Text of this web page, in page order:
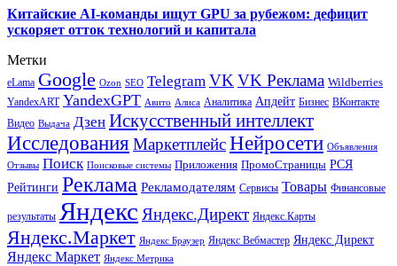
Китайские AI-команды ищут GPU за рубежом: дефицит
ускоряет отток технологий и капитала
Метки
eLama Google Ozon SEO Telegram VKVK Реклама Wildberries
YandexART YandexGPT Авито Алиса Аналитика Апдейт Бизнес ВКонтакте
Видео Выдача Дзен Искусственный интеллект
Исследования МаркетплейсНейросети Объявления
Отзывы Поиск Поисковые системы Приложения ПромоСтраницы РСЯ
Рейтинги Реклама Рекламодателям Сервисы Товары Финансовые
результаты Яндекс Яндекс.Директ Яндекс.Карты
Яндекс.Маркет Яндекс Браузер Яндекс Вебмастер Яндекс Директ
Яндекс Маркет Яндекс Метрика